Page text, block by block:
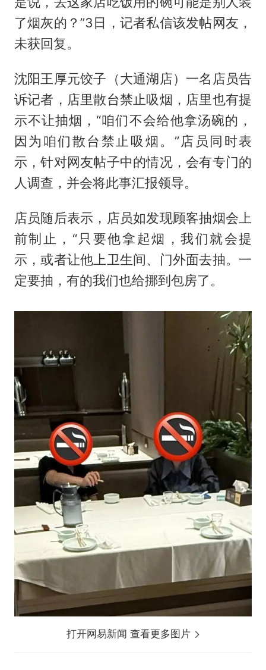
了烟灰的？”3日，记者私信该发帖网友，
未获回复。
沈阳王厚元饺子（大通湖店）一名店员告
诉记者，店里散台禁止吸烟，店里也有提
示不让抽烟，“咱们不会给他拿汤碗的，
因为咱们散台禁止吸烟。”店员同时表
示，针对网友帖子中的情况，会有专门的
人调查，并会将此事汇报领导。
店员随后表示，店员如发现顾客抽烟会上
前制止，“只要他拿起烟，我们就会提
示，或者让他上卫生间、门外面去抽。一
定要抽，有的我们也给挪到包房了。
打开网易新闻 查看更多图片